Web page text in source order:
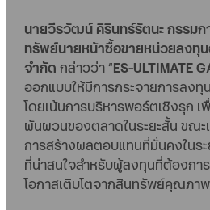
นายวีรวัฒน์ คิรินทร์รัตนะ กรรม
ทรัพย์นายหน้าซื้อขายหน่วยลงทุน
จำกัด กล่าวว่า “ES-ULTIMATE
ออกแบบให้มีการกระจายการลง
โดยเน้นการบริหารพอร์ตเชิงรุก
ผันผวนของตลาดในระยะสั้น ขณ
การสร้างผลตอบแทนที่มั่นคงในระ
ที่น่าสนใจสำหรับผู้ลงทุนที่ต้องกา
โอกาสเติบโตจากสินทรัพย์คุณภาพ